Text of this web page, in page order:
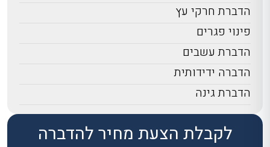
לקבלת הצעת מחיר להדברה
הדברת חרקי עץ
פינוי פגרים
הדברת עשבים
הדברה ידידותית
הדברת גינה